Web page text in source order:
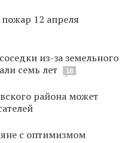
пожар 12 апреля
из-за земельного
семь лет
18
района может
с оптимизмом